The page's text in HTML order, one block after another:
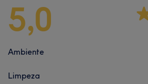
5,0
Ambiente
Limpeza